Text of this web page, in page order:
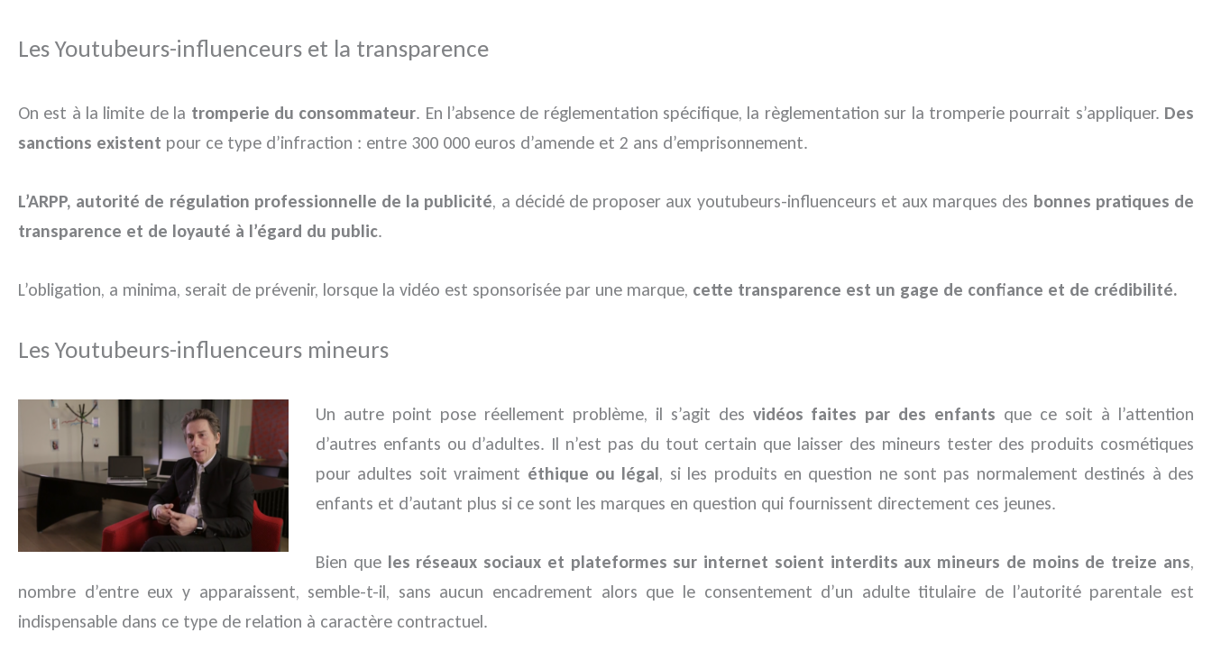
Les Youtubeurs-influenceurs et la transparence
On est à la limite de la tromperie du consommateur. En l’absence de réglementation spécifique, la règlementation sur la tromperie pourrait s’appliquer. Des
sanctions existent pour ce type d’infraction : entre 300 000 euros d’amende et 2 ans d’emprisonnement.
L’ARPP, autorité de régulation professionnelle de la publicité, a décidé de proposer aux youtubeurs-influenceurs et aux marques des bonnes pratiques de
transparence et de loyauté à l’égard du public.
L’obligation, a minima, serait de prévenir, lorsque la vidéo est sponsorisée par une marque, cette transparence est un gage de confiance et de crédibilité.
Les Youtubeurs-influenceurs mineurs
Un autre point pose réellement problème, il s’agit des vidéos faites par des enfants que ce soit à l’attention
d’autres enfants ou d’adultes. Il n’est pas du tout certain que laisser des mineurs tester des produits cosmétiques
pour adultes soit vraiment éthique ou légal, si les produits en question ne sont pas normalement destinés à des
enfants et d’autant plus si ce sont les marques en question qui fournissent directement ces jeunes.
Bien que les réseaux sociaux et plateformes sur internet soient interdits aux mineurs de moins de treize ans,
nombre d’entre eux y apparaissent, semble-t-il, sans aucun encadrement alors que le consentement d’un adulte titulaire de l’autorité parentale est
indispensable dans ce type de relation à caractère contractuel.